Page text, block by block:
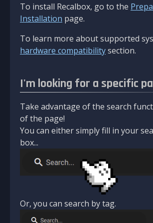
To install Recalbox, go to the
Installation page.
To learn more about supported
hardware compatibilitysection.
I'm looking for a specific
Take advantage of the search
of the page!
You can either simply fill in your
box...
Or, you can search by tag.